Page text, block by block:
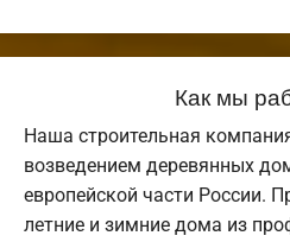
Как мы
Наша строительная
возведением деревянных
европейской части России.
летние и зимние дома из